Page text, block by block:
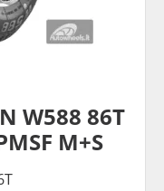
W588 86T
M+S